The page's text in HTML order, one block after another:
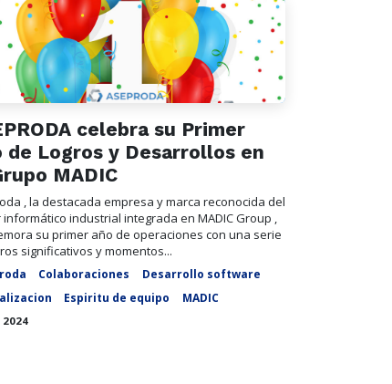
celebra su Primer
de Logros y Desarrollos en
MADIC
, la destacada empresa y marca reconocida del
informático industrial integrada en MADIC Group ,
su primer año de operaciones con una serie
significativos y momentos...
Colaboraciones
Desarrollo software
Espiritu de equipo MADIC
2024